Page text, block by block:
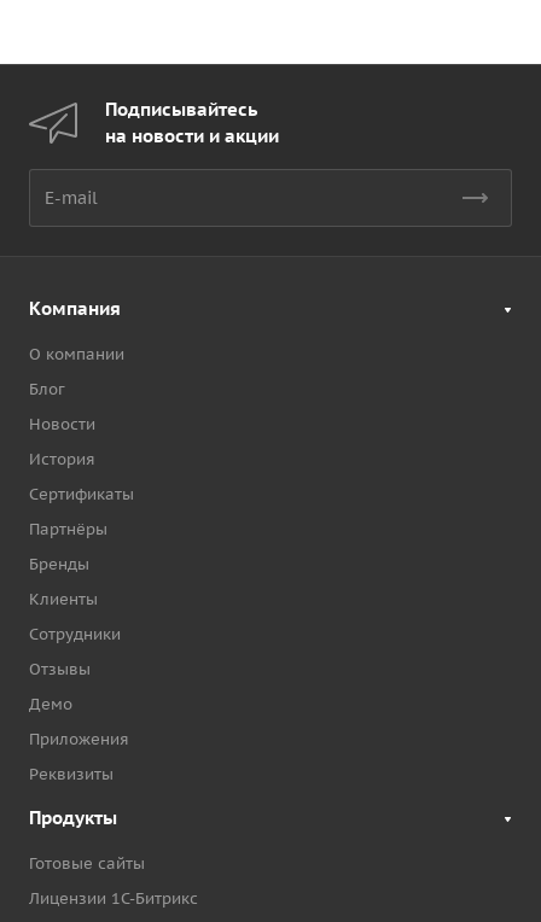
Подписывайтесь
на новости и акции
Компания
О компании
Блог
Новости
История
Сертификаты
Партнёры
Бренды
Клиенты
Сотрудники
Отзывы
Демо
Приложения
Реквизиты
Продукты
Готовые сайты
Лицензии 1С-Битрикс